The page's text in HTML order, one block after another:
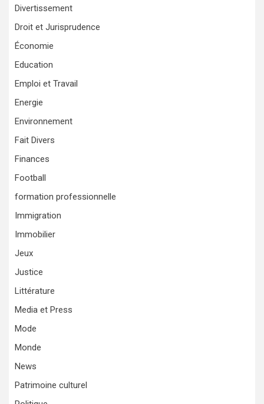
Divertissement
Droit et Jurisprudence
Économie
Education
Emploi et Travail
Energie
Environnement
Fait Divers
Finances
Football
formation professionnelle
Immigration
Immobilier
Jeux
Justice
Littérature
Media et Press
Mode
Monde
News
Patrimoine culturel